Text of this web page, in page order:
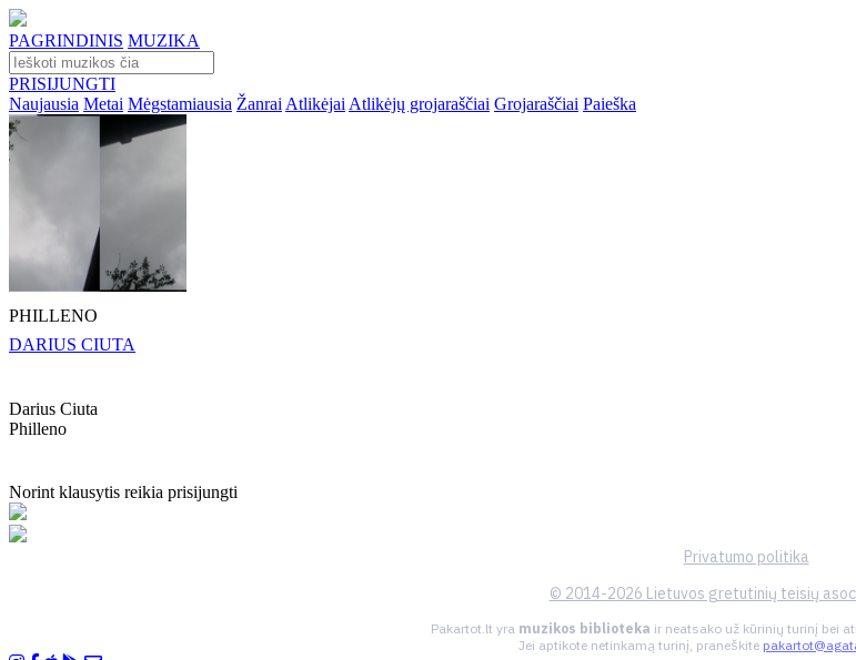
PAGRINDINIS MUZIKA
PRISIJUNGTI
Naujausia Metai Mėgstamiausia Žanrai Atlikėjai Atlikėjų grojaraščiai Grojaraščiai Paieška
PHILLENO
DARIUS CIUTA
Darius Ciuta
Philleno
Norint klausytis reikia prisijungti
Privatumo politika
© 2014-2026 Lietuvos gretutinių teisių
Pakartot.lt yra muzikos biblioteka ir neatsako už kūrinių turinį bei
Jei aptikote netinkamą turinį, praneškite